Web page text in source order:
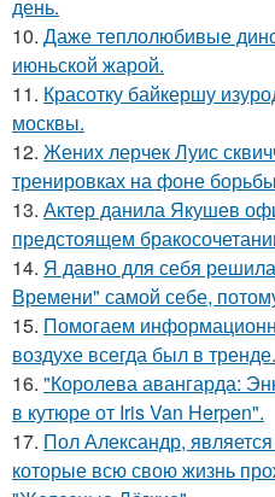
день.
10. Даже теплолюбивые
июньской жарой.
11. Красотку байкершу
москвы.
12. Жених лерчек Луис
тренировках на фоне
13. Актер данила Якушев
предстоящем
14. Я давно для себя
Времени" самой себе,
15. Помогаем
воздухе всегда был в тренде.
16. "Королева авангарда:
в кутюре от Iris Van Herpen".
17. Пол Александр,
которые всю свою жизнь